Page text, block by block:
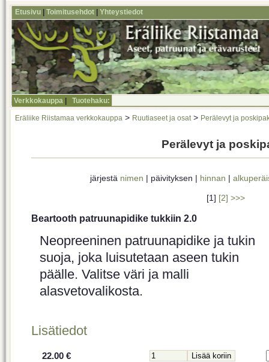
Etusivu Toimitusehdot Yhteystiedot
Verkkokauppa Tuotehaku:
Eräliike Riistamaa verkkokauppa > Ruutiaseet ja osat > Perälevyt ja
Perälevyt ja
järjestä nimen | päivityksen | hinnan |
[1] [2] >>>
Beartooth patruunapidike tukkiin 2.0
Neopreeninen patruunapidike ja tukin
suoja, joka luisutetaan aseen tukin
päälle. Valitse väri ja malli
alasvetovalikosta.
Lisätiedot
22.00 €